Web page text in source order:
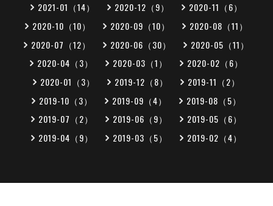
2021-01（14）
2020-12（9）
2020-11（6）
2020-10（10）
2020-09（10）
2020-08（11）
2020-07（12）
2020-06（30）
2020-05（11）
2020-04（3）
2020-03（1）
2020-02（6）
2020-01（3）
2019-12（8）
2019-11（2）
2019-10（3）
2019-09（4）
2019-08（5）
2019-07（2）
2019-06（9）
2019-05（6）
2019-04（9）
2019-03（5） 2019-02（4）